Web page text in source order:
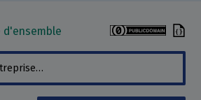
d'ensemble